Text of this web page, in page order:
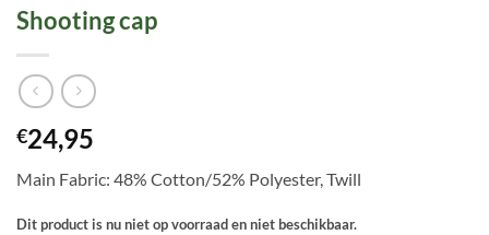
Shooting cap
€24,95
Main Fabric: 48% Cotton/52% Polyester, Twill
Dit product is nu niet op voorraad en niet beschikbaar.